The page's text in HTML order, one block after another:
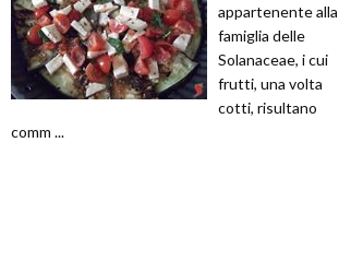
appartenente alla
famiglia delle
Solanaceae, i cui
frutti, una volta
cotti, risultano
comm ...